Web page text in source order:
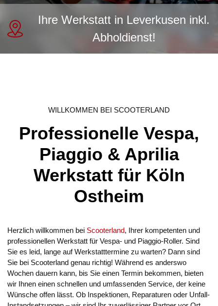
Ihre Werkstatt in Leverkusen inkl.
Abholdienst!
WILLKOMMEN BEI SCOOTERLAND
Professionelle Vespa,
Piaggio & Aprilia
Werkstatt für Köln
Ostheim
Herzlich willkommen bei Scooterland, Ihrer kompetenten und
professionellen Werkstatt für Vespa- und Piaggio-Roller. Sind
Sie es leid, lange auf Werkstatttermine zu warten? Dann sind
Sie bei Scooterland genau richtig! Während es anderswo
Wochen dauern kann, bis Sie einen Termin bekommen, bieten
wir Ihnen einen schnellen und umfassenden Service, der keine
Wünsche offen lässt. Ob Inspektionen, Reparaturen oder Unfall-